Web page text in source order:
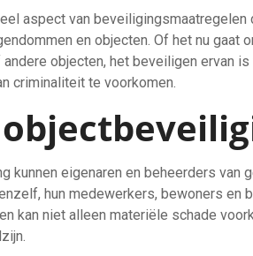
aspect van beveiligingsmaatregelen
en objecten. Of het nu gaat
objecten, het beveiligen ervan
criminaliteit te voorkomen.
kunnen eigenaren en beheerders van
hun medewerkers, bewoners en
kan niet alleen materiële schade